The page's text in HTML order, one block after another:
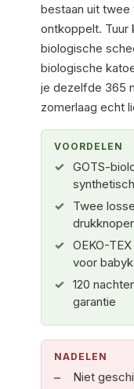
bestaan uit twee
ontkoppelt. Tuur
biologische
biologische
je dezelfde 365
zomerlaag echt
VOORDELEN
GOTS-
Twee
OEKO-
voor
120
garantie
NADELEN
Niet